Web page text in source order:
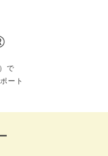
で
ート